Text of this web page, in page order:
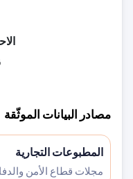
مصادر البيانات الموثّقة
المطبوعات التجارية
مجلات قطاع الأمن